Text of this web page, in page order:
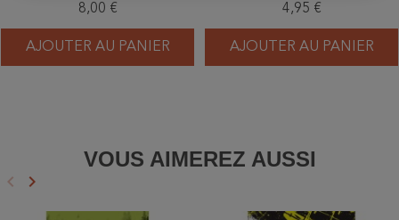
8,00 €
AJOUTER AU PANIER
d’Hexapodes de Belgique et
des régions voisines
4,95 €
AJOUTER AU PANIER
VOUS AIMEREZ AUSSI
Précédent
keyboard_arrow_left Suivant
keyboard_arrow_right